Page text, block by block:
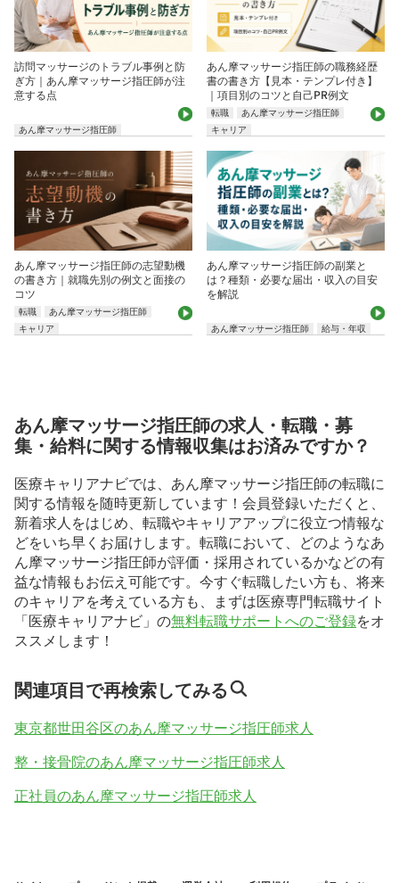
訪問マッサージのトラブル事例と防
ぎ方｜あん摩マッサージ指圧師が注
意する点
あん摩マッサージ指圧師
あん摩マッサージ指圧師の職務経歴
書の書き方【見本・テンプレ付き】
｜項目別のコツと自己PR例文
転職
あん摩マッサージ指圧師
キャリア
あん摩マッサージ指圧師の志望動機
の書き方｜就職先別の例文と面接の
コツ
転職
あん摩マッサージ指圧師
キャリア
あん摩マッサージ指圧師の副業と
は？種類・必要な届出・収入の目安
を解説
あん摩マッサージ指圧師 給与・年収
あん摩マッサージ指圧師の求人・転職・募
集・給料に関する情報収集はお済みですか？
医療キャリアナビでは、あん摩マッサージ指圧師の転職に
関する情報を随時更新しています！会員登録いただくと、
新着求人をはじめ、転職やキャリアアップに役立つ情報な
どをいち早くお届けします。転職において、どのようなあ
ん摩マッサージ指圧師が評価・採用されているかなどの有
益な情報もお伝え可能です。今すぐ転職したい方も、将来
のキャリアを考えている方も、まずは医療専門転職サイト
「医療キャリアナビ」の無料転職サポートへのご登録をオ
ススメします！
関連項目で再検索してみる
東京都世田谷区のあん摩マッサージ指圧師求人
整・接骨院のあん摩マッサージ指圧師求人
正社員のあん摩マッサージ指圧師求人